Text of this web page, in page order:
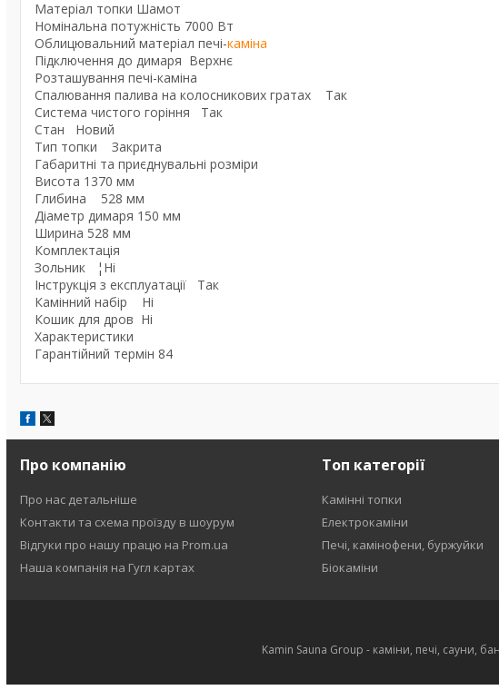
Матеріал топки Шамот
Номінальна потужність 7000 Вт
Облицювальний матеріал печі-каміна
Підключення до димаря Верхнє
Розташування печі-каміна
Спалювання палива на колосникових гратах Так
Система чистого горіння Так
Стан Новий
Тип топки Закрита
Габаритні та приєднувальні розміри
Висота 1370 мм
Глибина 528 мм
Діаметр димаря 150 мм
Ширина 528 мм
Комплектація
Зольник ¦Ні
Інструкція з експлуатації Так
Камінний набір Ні
Кошик для дров Ні
Характеристики
Гарантійний термін 84
Про компанію
Про нас детальніше
Контакти та схема проїзду в шоурум
Відгуки про нашу працю на Prom.ua
Наша компанія на Гугл картах
Топ категорії
Камінні топки
Електрокаміни
Печі, камінофени, буржуйки
Біокаміни